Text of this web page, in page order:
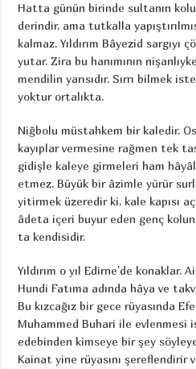
Hatta günün birinde sultanın
derindir, ama tutkalla
kalmaz. Yıldırım Bâyezid
yutar. Zira bu hanımının
mendilin yarısıdır. Sırrı bilmek
yoktur ortalıkta.
Niğbolu müstahkem bir kaledir.
kayıplar vermesine rağmen tek
gidişle kaleye girmeleri ham
etmez. Büyük bir âzimle yürür
yitirmek üzeredir ki, kale kapısı
âdeta içeri buyur eden genç
ta kendisidir.
Yıldırım o yıl Edirne’de konaklar.
Hundi Fatıma adında hâya ve
Bu kızcağız bir gece rüyasında
Muhammed Buhari ile evlenmesi
edebinden kimseye bir şey
Kainat yine rüyasını şereflendirir